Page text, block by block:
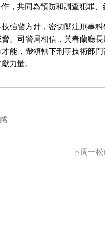
，共同為預防和調查犯罪、
強警方針，密切關注刑事
。司警局相信，黃春蘭廳
能，帶領轄下刑事技術部
力量。
下周一